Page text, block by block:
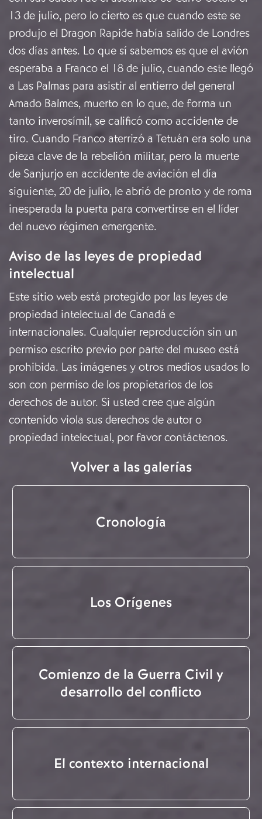
13 de julio, pero lo cierto es que cuando este se
produjo el Dragon Rapide había salido de Londres
dos días antes. Lo que sí sabemos es que el avión
esperaba a Franco el 18 de julio, cuando este llegó
a Las Palmas para asistir al entierro del general
Amado Balmes, muerto en lo que, de forma un
tanto inverosímil, se calificó como accidente de
tiro. Cuando Franco aterrizó a Tetuán era solo una
pieza clave de la rebelión militar, pero la muerte
de Sanjurjo en accidente de aviación el día
siguiente, 20 de julio, le abrió de pronto y de roma
inesperada la puerta para convertirse en el líder
del nuevo régimen emergente.
Aviso de las leyes de propiedad
intelectual
Este sitio web está protegido por las leyes de
propiedad intelectual de Canadá e
internacionales. Cualquier reproducción sin un
permiso escrito previo por parte del museo está
prohibida. Las imágenes y otros medios usados lo
son con permiso de los propietarios de los
derechos de autor. Si usted cree que algún
contenido viola sus derechos de autor o
propiedad intelectual, por favor contáctenos.
Volver a las galerías
Cronología
Los Orígenes
Comienzo de la Guerra Civil y
desarrollo del conflicto
El contexto internacional